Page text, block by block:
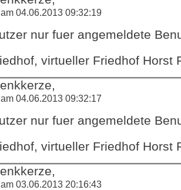
04.06.2013 09:32:19
nur fuer angemeldete
virtueller Friedhof Horst
04.06.2013 09:32:17
nur fuer angemeldete
virtueller Friedhof Horst
03.06.2013 20:16:43